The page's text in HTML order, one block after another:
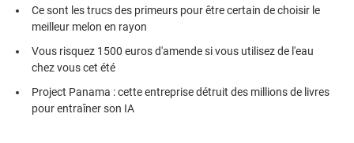
Ce sont les trucs des primeurs pour être certain de choisir le
meilleur melon en rayon
Vous risquez 1500 euros d'amende si vous utilisez de l'eau
chez vous cet été
Project Panama : cette entreprise détruit des millions de livres
pour entraîner son IA